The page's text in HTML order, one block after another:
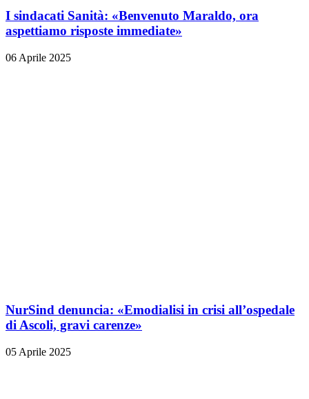
I sindacati Sanità: «Benvenuto Maraldo, ora
aspettiamo risposte immediate»
06 Aprile 2025
NurSind denuncia: «Emodialisi in crisi all’ospedale
di Ascoli, gravi carenze»
05 Aprile 2025